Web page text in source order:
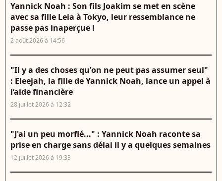
Yannick Noah : Son fils Joakim se met en scène
avec sa fille Leia à Tokyo, leur ressemblance ne
passe pas inaperçue !
2 août 2026 à 14:56
"Il y a des choses qu'on ne peut pas assumer seul"
: Eleejah, la fille de Yannick Noah, lance un appel à
l’aide financière
28 juillet 2026 à 12:32
"J'ai un peu morflé..." : Yannick Noah raconte sa
prise en charge sans délai il y a quelques semaines
12 juillet 2026 à 19:33